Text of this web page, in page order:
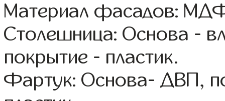
Материал фасадов:
Столешница: Основа -
покрытие - пластик.
Фартук: Основа- ДВП,